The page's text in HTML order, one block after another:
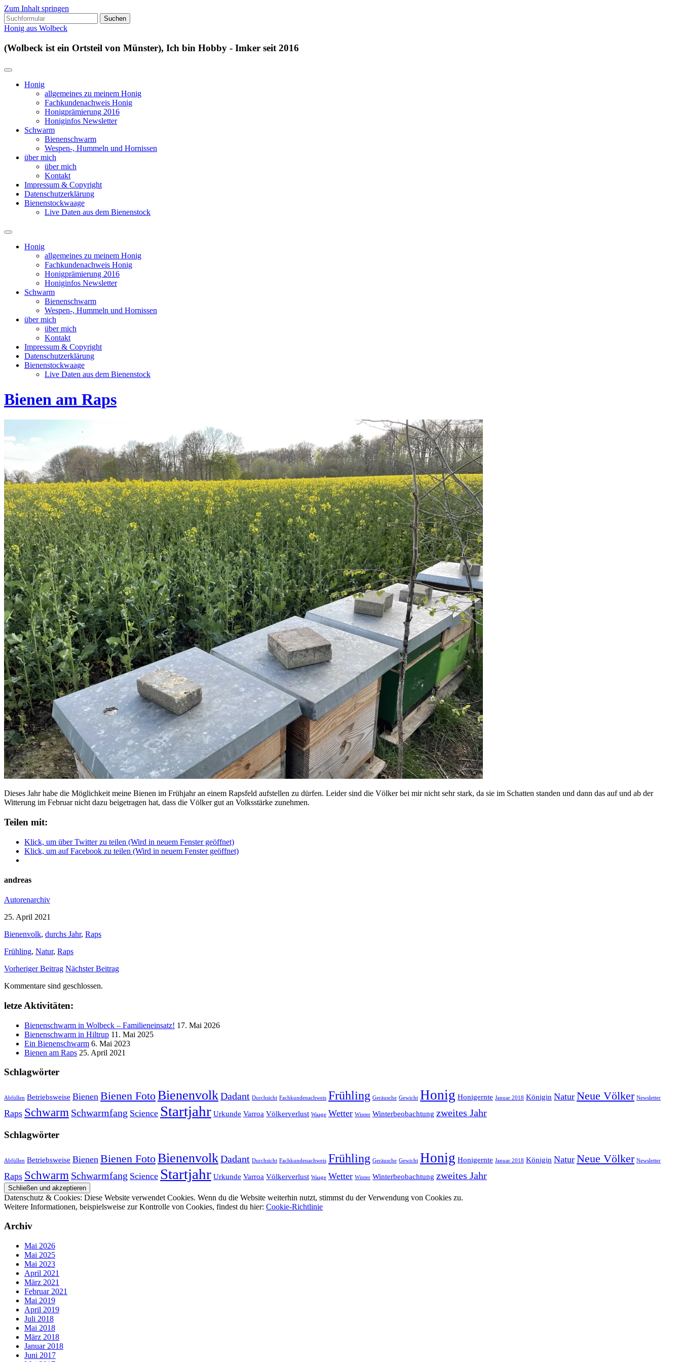
Zum Inhalt springen
Suchen
nach:
Honig aus Wolbeck
(Wolbeck ist ein Ortsteil von Münster), Ich bin Hobby - Imker seit 2016
Honig
allgemeines zu meinem Honig
Fachkundenachweis Honig
Honigprämierung 2016
Honiginfos Newsletter
Schwarm
Bienenschwarm
Wespen-, Hummeln und Hornissen
über mich
über mich
Kontakt
Impressum & Copyright
Datenschutzerklärung
Bienenstockwaage
Live Daten aus dem Bienenstock
Suchfeld
ein-/ausblenden
Honig
allgemeines zu meinem Honig
Fachkundenachweis Honig
Honigprämierung 2016
Honiginfos Newsletter
Schwarm
Bienenschwarm
Wespen-, Hummeln und Hornissen
über mich
über mich
Kontakt
Impressum & Copyright
Datenschutzerklärung
Bienenstockwaage
Live Daten aus dem Bienenstock
Bienen am Raps
Dieses Jahr habe die Möglichkeit meine Bienen im Frühjahr an einem Rapsfeld aufstellen zu dürfen. Leider sind die Völker bei mir nicht sehr stark, da sie im Schatten standen und dann das auf und ab der
Witterung im Februar nicht dazu beigetragen hat, dass die Völker gut an Volksstärke zunehmen.
Teilen mit:
Klick, um über Twitter zu teilen (Wird in neuem Fenster geöffnet)
Klick, um auf Facebook zu teilen (Wird in neuem Fenster geöffnet)
andreas
Autorenarchiv
25. April 2021
Bienenvolk, durchs Jahr, Raps
Frühling, Natur, Raps
Vorheriger Beitrag Nächster Beitrag
Kommentare sind geschlossen.
letze Aktivitäten:
Bienenschwarm in Wolbeck – Familieneinsatz! 17. Mai 2026
Bienenschwarm in Hiltrup 11. Mai 2025
Ein Bienenschwarm 6. Mai 2023
Bienen am Raps 25. April 2021
Schlagwörter
Abfüllen Betriebsweise Bienen Bienen FotoBienenvolkDadant Durchsicht Fachkundenachweis Frühling Geräusche Gewicht Honig Honigernte Januar 2018 Königin Natur Neue Völker Newsletter
Raps Schwarm Schwarmfang Science Startjahr Urkunde Varroa Völkerverlust Waage Wetter Winter Winterbeobachtung zweites Jahr
Schlagwörter
Abfüllen Betriebsweise Bienen Bienen FotoBienenvolkDadant Durchsicht Fachkundenachweis Frühling Geräusche Gewicht Honig Honigernte Januar 2018 Königin Natur Neue Völker Newsletter
Raps Schwarm Schwarmfang Science Startjahr Urkunde Varroa Völkerverlust Waage Wetter Winter Winterbeobachtung zweites Jahr
Datenschutz & Cookies: Diese Website verwendet Cookies. Wenn du die Website weiterhin nutzt, stimmst du der Verwendung von Cookies zu.
Weitere Informationen, beispielsweise zur Kontrolle von Cookies, findest du hier: Cookie-Richtlinie
Archiv
Mai 2026
Mai 2025
Mai 2023
April 2021
März 2021
Februar 2021
Mai 2019
April 2019
Juli 2018
Mai 2018
März 2018
Januar 2018
Juni 2017